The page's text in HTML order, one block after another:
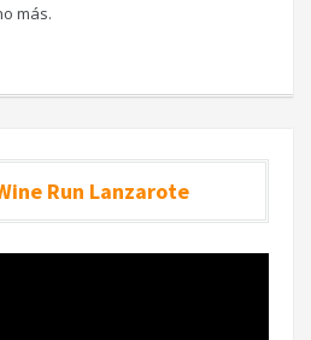
más.
Run Lanzarote